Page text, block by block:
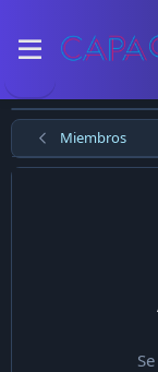
Miembros